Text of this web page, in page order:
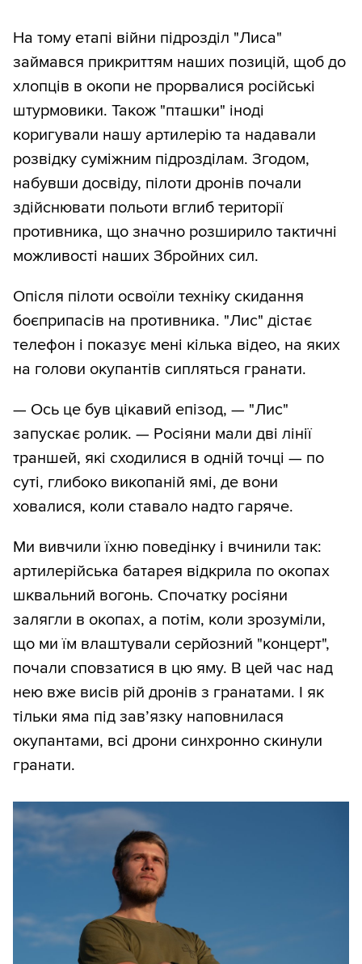
На тому етапі війни підрозділ "Лиса"
займався прикриттям наших позицій, щоб до
хлопців в окопи не прорвалися російські
штурмовики. Також "пташки" іноді
коригували нашу артилерію та надавали
розвідку суміжним підрозділам. Згодом,
набувши досвіду, пілоти дронів почали
здійснювати польоти вглиб території
противника, що значно розширило тактичні
можливості наших Збройних сил.
Опісля пілоти освоїли техніку скидання
боєприпасів на противника. "Лис" дістає
телефон і показує мені кілька відео, на яких
на голови окупантів сипляться гранати.
— Ось це був цікавий епізод, — "Лис"
запускає ролик. — Росіяни мали дві лінії
траншей, які сходилися в одній точці — по
суті, глибоко викопаній ямі, де вони
ховалися, коли ставало надто гаряче.
Ми вивчили їхню поведінку і вчинили так:
артилерійська батарея відкрила по окопах
шквальний вогонь. Спочатку росіяни
залягли в окопах, а потім, коли зрозуміли,
що ми їм влаштували серйозний "концерт",
почали сповзатися в цю яму. В цей час над
нею вже висів рій дронів з гранатами. І як
тільки яма під зав’язку наповнилася
окупантами, всі дрони синхронно скинули
гранати.